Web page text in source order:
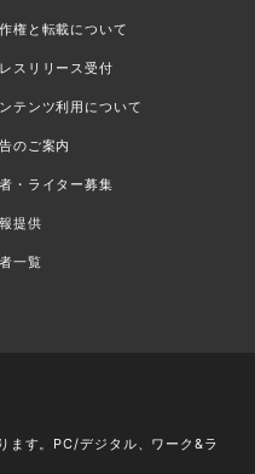
権と転載について
スリリース受付
テンツ利用について
のご案内
・ライター募集
提供
一覧
ます。PC/デジタル、ワーク&ラ